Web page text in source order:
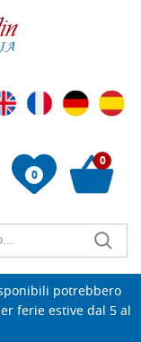
0
0
potrebbero
ferie estive dal 5 al